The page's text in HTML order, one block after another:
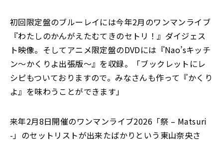
初回限定盤のブルーレイには今年2月のワンマンライブ
『わたしのかんがえたむてきのセトリ！』ダイジェス
ト映像。そしてアニメ限定盤のDVDには『Nao’sキッチ
ン～かくりよ出張版～』を収録。「ブックレットにレ
シピもついておりますので。みなさんも作って『かくり
よ』を味わうことができます」
来年2月8日開催のワンマンライブ2026「祭 – Matsuri
-」のセットリストが出来たばかりという東山奈央さ